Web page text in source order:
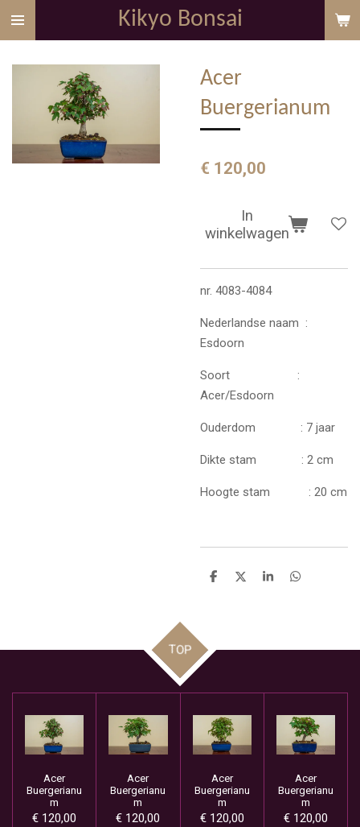
Ga
direct
hoofdinhoud
Kikyo Bonsai
Acer
Buergerianum
€ 120,00
In
winkelwagen
nr. 4083-4084
Nederlandse naam :
Esdoorn
Soort :
Acer/Esdoorn
Ouderdom : 7 jaar
Dikte stam : 2 cm
Hoogte stam : 20 cm
D
D
S
D
TOP
Acer
Buergerianu
m
€ 120,00
Acer
Buergerianu
m
€ 120,00
Acer
Buergerianu
m
€ 120,00
Acer
Buergerianu
m
€ 120,00